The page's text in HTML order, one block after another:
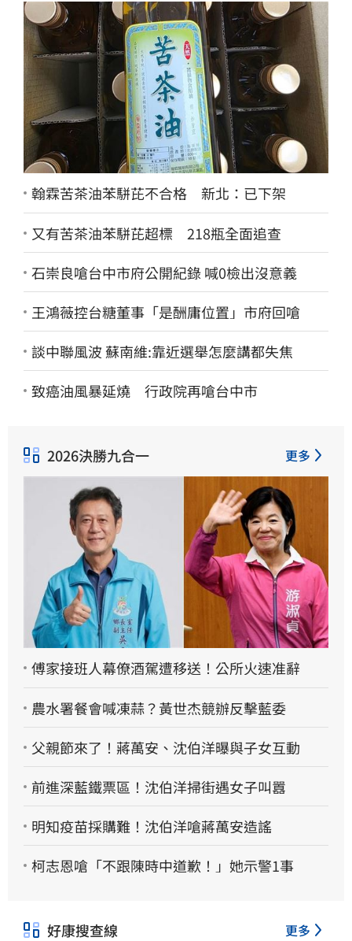
翰霖苦茶油苯駢芘不合格 新北：已下架
又有苦茶油苯駢芘超標 218瓶全面追查
石崇良嗆台中市府公開紀錄 喊0檢出沒意義
王鴻薇控台糖董事「是酬庸位置」市府回嗆
談中聯風波 蘇南維:靠近選舉怎麼講都失焦
致癌油風暴延燒 行政院再嗆台中市
2026決勝九合一 更多
傅家接班人幕僚酒駕遭移送！公所火速准辭
農水署餐會喊凍蒜？黃世杰競辦反擊藍委
父親節來了！蔣萬安、沈伯洋曝與子女互動
前進深藍鐵票區！沈伯洋掃街遇女子叫囂
明知疫苗採購難！沈伯洋嗆蔣萬安造謠
柯志恩嗆「不跟陳時中道歉！」她示警1事
好康搜查線 更多